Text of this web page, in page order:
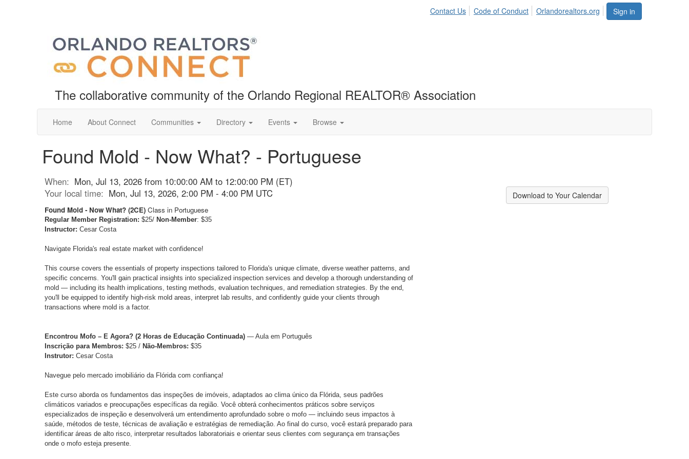
Sign in
Contact Us Code of Conduct Orlandorealtors.org
The collaborative community of the Orlando Regional REALTOR® Association
Home About Connect Communities Directory Events Browse
Found Mold - Now What? - Portuguese
When: Mon, Jul 13, 2026 from 10:00:00 AM to 12:00:00 PM (ET)
Your local time: Mon, Jul 13, 2026, 2:00 PM - 4:00 PM UTC
Found Mold - Now What? (2CE) Class in Portuguese
Regular Member Registration: $25/ Non-Member: $35
Instructor: Cesar Costa
Navigate Florida's real estate market with confidence!
This course covers the essentials of property inspections tailored to Florida's unique climate, diverse weather patterns, and
specific concerns. You'll gain practical insights into specialized inspection services and develop a thorough understanding of
mold — including its health implications, testing methods, evaluation techniques, and remediation strategies. By the end,
you'll be equipped to identify high-risk mold areas, interpret lab results, and confidently guide your clients through
transactions where mold is a factor.
Encontrou Mofo – E Agora? (2 Horas de Educação Continuada) — Aula em Português
Inscrição para Membros: $25 / Não-Membros: $35
Instrutor: Cesar Costa
Navegue pelo mercado imobiliário da Flórida com confiança!
Este curso aborda os fundamentos das inspeções de imóveis, adaptados ao clima único da Flórida, seus padrões
climáticos variados e preocupações específicas da região. Você obterá conhecimentos práticos sobre serviços
especializados de inspeção e desenvolverá um entendimento aprofundado sobre o mofo — incluindo seus impactos à
saúde, métodos de teste, técnicas de avaliação e estratégias de remediação. Ao final do curso, você estará preparado para
identificar áreas de alto risco, interpretar resultados laboratoriais e orientar seus clientes com segurança em transações
onde o mofo esteja presente.
Download to Your Calendar